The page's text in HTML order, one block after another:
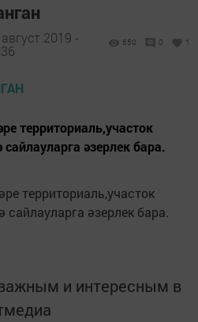
2019 -
650 0 1
территориаль,участок
әзерлек бара.
территориаль,участок
әзерлек бара.
и интересным в